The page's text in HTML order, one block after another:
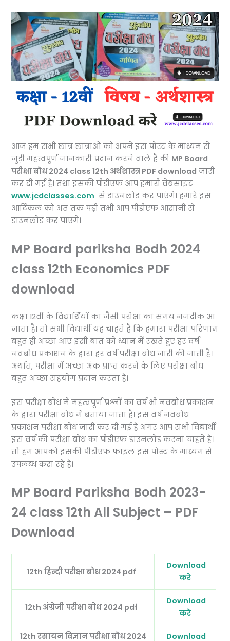
आज हम सभी छात्र छात्राओं को अपने इस पोस्ट के माध्यम से
जुड़ी महत्वपूर्ण जानकारी प्रदान करने वाले हैं की MP Board
परीक्षा बोध 2024 class 12th अर्थशास्त्र PDF download जारी
कर दी गई है। तथा इसकी पीडीएफ आप हमारी वेबसाइट
www.jcdclasses.com से डाउनलोड कर पाएंगे। हमारे इस
आर्टिकल को अंत तक पढ़ी तभी आप पीडीएफ आसानी से
डाउनलोड कर पाएंगे।
MP Board pariksha Bodh 2024
class 12th Economics PDF
download
कक्षा 12वीं के विद्यार्थियों का जैसी परीक्षा का समय नजदीक आ
जाता है। तो सभी विद्यार्थी यह चाहते हैं कि हमारा परीक्षा परिणाम
बहुत ही अच्छा आए इसी बात को ध्यान में रखते हुए हर वर्ष
नवबोध प्रकाशन के द्वारा हर वर्ष परीक्षा बोध जारी की जाती है।
अर्थात, परीक्षा में अच्छा अंक प्राप्त करने के लिए परीक्षा बोध
बहुत अच्छा सहयोग प्रदान करता है।
इस परीक्षा बोध में महत्वपूर्ण प्रश्नों का वर्ष भी नवबोध प्रकाशन
के द्वारा परीक्षा बोध में बताया जाता है। इस वर्ष नवबोध
प्रकाशन परीक्षा बोध जारी कर दी गई है अगर आप सभी विद्यार्थी
इस वर्ष की परीक्षा बोध का पीडीएफ डाउनलोड करना चाहते हैं।
तो हम आपको इसकी पीडीएफ फाइल इस पोस्ट के माध्यम से
उपलब्ध करा रहे हैं।
MP Board Pariksha Bodh 2023-
24 class 12th All Subject – PDF
Download
12th हिन्दी परीक्षा बोध 2024 pdf
Download
करे
12th अंग्रेजी परीक्षा बोध 2024 pdf
Download
करे
12th रसायन विज्ञान परीक्षा बोध 2024 Download